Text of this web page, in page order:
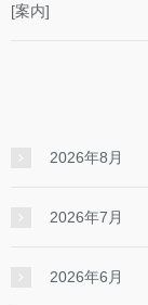
[案内]
2026年8月
2026年7月
2026年6月